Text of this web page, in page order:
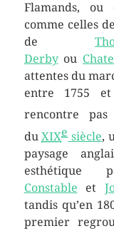
Flamands, ou
comme celles de
de
Derbyou
attentes du
entre 1755
rencontre pas
duXIXesiècle,
paysage
Constable et
tandis qu’en
premier